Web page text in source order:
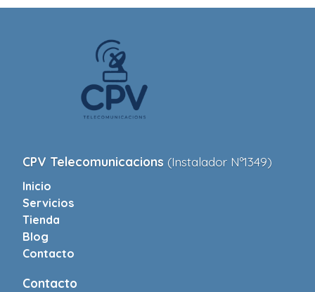
CPV Telecomunicacions (Instalador Nº1349)
Inicio
Servicios
Tienda
Blog
Contacto
Contacto